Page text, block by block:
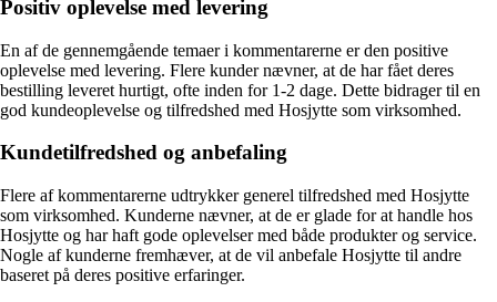
Positiv oplevelse med levering
En af de gennemgående temaer i kommentarerne er den positive
oplevelse med levering. Flere kunder nævner, at de har fået deres
bestilling leveret hurtigt, ofte inden for 1-2 dage. Dette bidrager til en
god kundeoplevelse og tilfredshed med Hosjytte som virksomhed.
Kundetilfredshed og anbefaling
Flere af kommentarerne udtrykker generel tilfredshed med Hosjytte
som virksomhed. Kunderne nævner, at de er glade for at handle hos
Hosjytte og har haft gode oplevelser med både produkter og service.
Nogle af kunderne fremhæver, at de vil anbefale Hosjytte til andre
baseret på deres positive erfaringer.